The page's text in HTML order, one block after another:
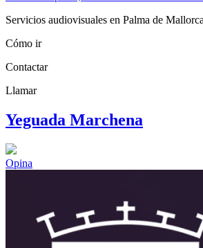
Servicios audiovisuales en Palma de
Cómo ir
Contactar
Llamar
Yeguada Marchena
Opina